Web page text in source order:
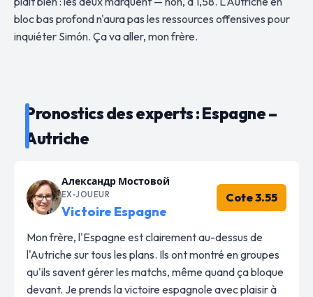
bloc bas profond n'aura pas les ressources offensives pour
inquiéter Simón. Ça va aller, mon frère.
Pronostics des experts : Espagne –
Autriche
Александр Мостовой
EX-JOUEUR
Victoire Espagne
Cote 3.55
Mon frère, l'Espagne est clairement au-dessus de
l'Autriche sur tous les plans. Ils ont montré en groupes
qu'ils savent gérer les matchs, même quand ça bloque
devant. Je prends la victoire espagnole avec plaisir à